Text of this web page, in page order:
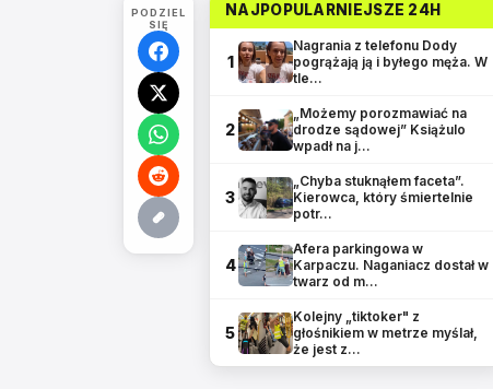
PODZIEL
SIĘ
NAJPOPULARNIEJSZE 24H
1
Nagrania z telefonu Dody
pogrążają ją i byłego męża. W
tle…
2
„Możemy porozmawiać na
drodze sądowej” Książulo
wpadł na j…
3
„Chyba stuknąłem faceta”.
Kierowca, który śmiertelnie
potr…
4
Afera parkingowa w
Karpaczu. Naganiacz dostał w
twarz od m…
5
Kolejny „tiktoker" z
głośnikiem w metrze myślał,
że jest z…